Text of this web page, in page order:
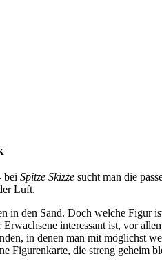
bei Spitze Skizze sucht man die
Luft.
in den Sand. Doch welche Figur
interessant ist, vor
in denen man mit möglichst
Figurenkarte, die streng geheim